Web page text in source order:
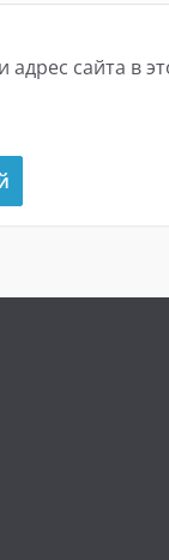
адрес сайта в